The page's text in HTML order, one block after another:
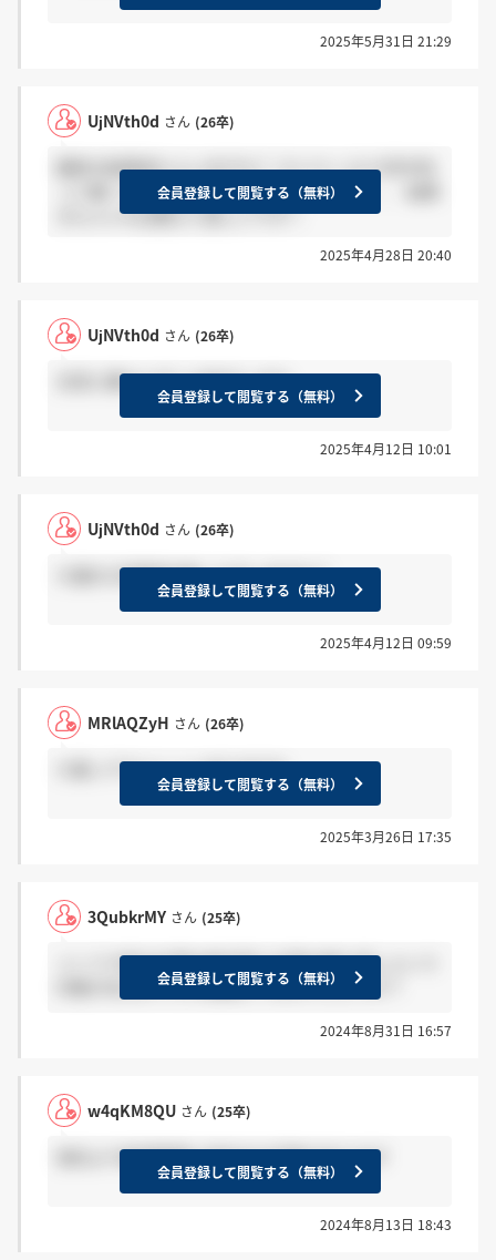
2025年5月31日 21:29
UjNVth0d さん (26卒)
最終の結果来た人いますか？ マイページに5月中旬
って書いてあるんですけど緊張しすぎてて、、 結果
きた人いれば教えて欲しいです！
会員登録して閲覧する（無料）
2025年4月28日 20:40
UjNVth0d さん (26卒)
合否に関わらずくる気がします。
会員登録して閲覧する（無料）
2025年4月12日 10:01
UjNVth0d さん (26卒)
九電の1次面接合格した方いますか？
会員登録して閲覧する（無料）
2025年4月12日 09:59
MRlAQZyH さん (26卒)
九電ってサイレントありますか
会員登録して閲覧する（無料）
2025年3月26日 17:35
3QubkrMY さん (25卒)
インフラ系の仕事は毎日同じ仕事の繰り返しという
印象があるのですが実際どうなんでしょうか？
会員登録して閲覧する（無料）
2024年8月31日 16:57
w4qKM8QU さん (25卒)
他社より新規事業に前向きな印象があります
会員登録して閲覧する（無料）
2024年8月13日 18:43